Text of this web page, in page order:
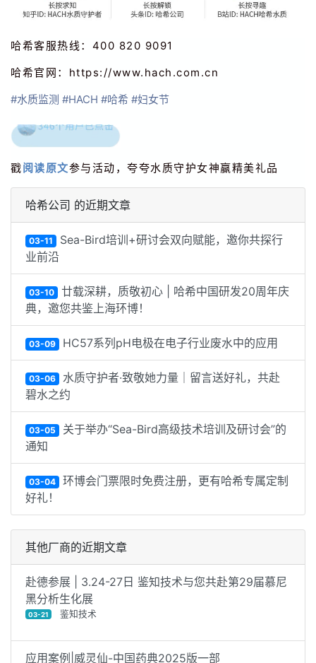
哈希客服热线：400 820 9091
哈希官网：https://www.hach.com.cn
#水质监测 #HACH #哈希 #妇女节
戳阅读原文参与活动，夸夸水质守护女神赢精美礼品
哈希公司 的近期文章
03-11 Sea-Bird培训+研讨会双向赋能，邀你共探行
业前沿
03-10 廿载深耕，质敬初心 | 哈希中国研发20周年庆
典，邀您共鉴上海环博！
03-09 HC57系列pH电极在电子行业废水中的应用
03-06 水质守护者·致敬她力量｜留言送好礼，共赴
碧水之约
03-05 关于举办“Sea-Bird高级技术培训及研讨会”的
通知
03-04 环博会门票限时免费注册，更有哈希专属定制
好礼！
其他厂商的近期文章
赴德参展 | 3.24-27日 鉴知技术与您共赴第29届慕尼
黑分析生化展
03-21 鉴知技术
应用案例|威灵仙-中国药典2025版一部